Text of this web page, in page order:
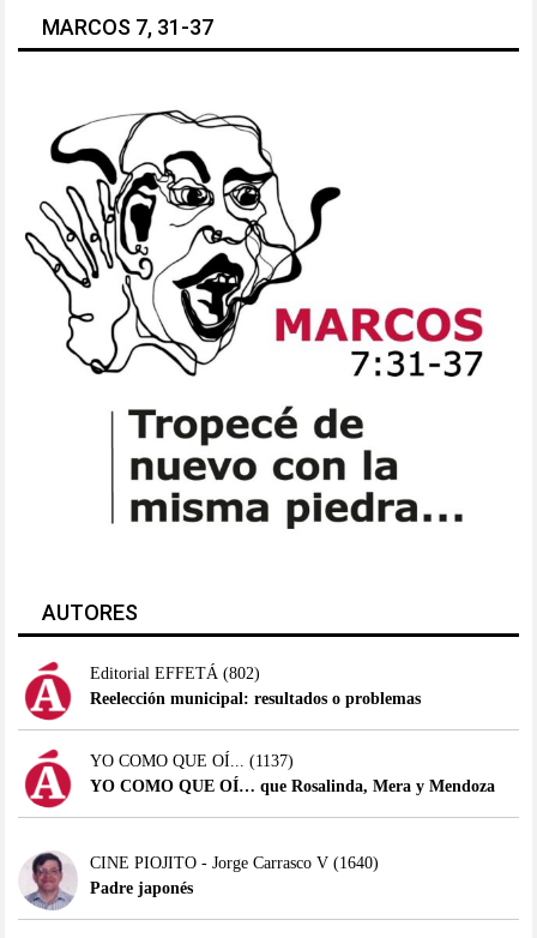
MARCOS 7, 31-37
AUTORES
Editorial EFFETÁ(802)
Reelección municipal: resultados o problemas
YO COMO QUE OÍ... (1137)
YO COMO QUE OÍ… que Rosalinda, Mera y Mendoza
CINE PIOJITO - Jorge Carrasco V(1640)
Padre japonés